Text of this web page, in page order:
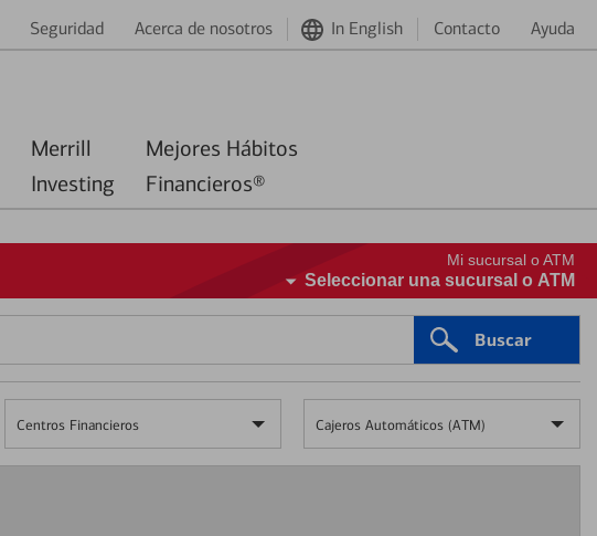
Seguridad Acerca de nosotros In English Contacto Ayuda
Merrill
Investing
Mejores Hábitos
Financieros®
Mi sucursal o ATM
Seleccionar una sucursal o ATM
Buscar
Centros Financieros Cajeros Automáticos (ATM)